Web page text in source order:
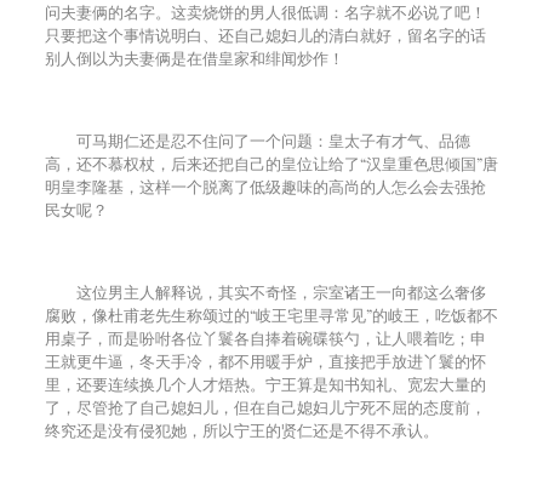
问夫妻俩的名字。这卖烧饼的男人很低调：名字就不必说了吧！
只要把这个事情说明白、还自己媳妇儿的清白就好，留名字的话
别人倒以为夫妻俩是在借皇家和绯闻炒作！
可马期仁还是忍不住问了一个问题：皇太子有才气、品德
高，还不慕权杖，后来还把自己的皇位让给了“汉皇重色思倾国”唐
明皇李隆基，这样一个脱离了低级趣味的高尚的人怎么会去强抢
民女呢？
这位男主人解释说，其实不奇怪，宗室诸王一向都这么奢侈
腐败，像杜甫老先生称颂过的“岐王宅里寻常见”的岐王，吃饭都不
用桌子，而是吩咐各位丫鬟各自捧着碗碟筷勺，让人喂着吃；申
王就更牛逼，冬天手冷，都不用暖手炉，直接把手放进丫鬟的怀
里，还要连续换几个人才焐热。宁王算是知书知礼、宽宏大量的
了，尽管抢了自己媳妇儿，但在自己媳妇儿宁死不屈的态度前，
终究还是没有侵犯她，所以宁王的贤仁还是不得不承认。